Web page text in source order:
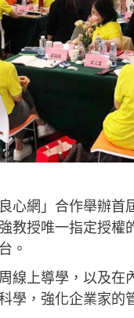
心網」合作舉辦首
教授唯一指定授
。
線上導學，以及
學，強化企業家的